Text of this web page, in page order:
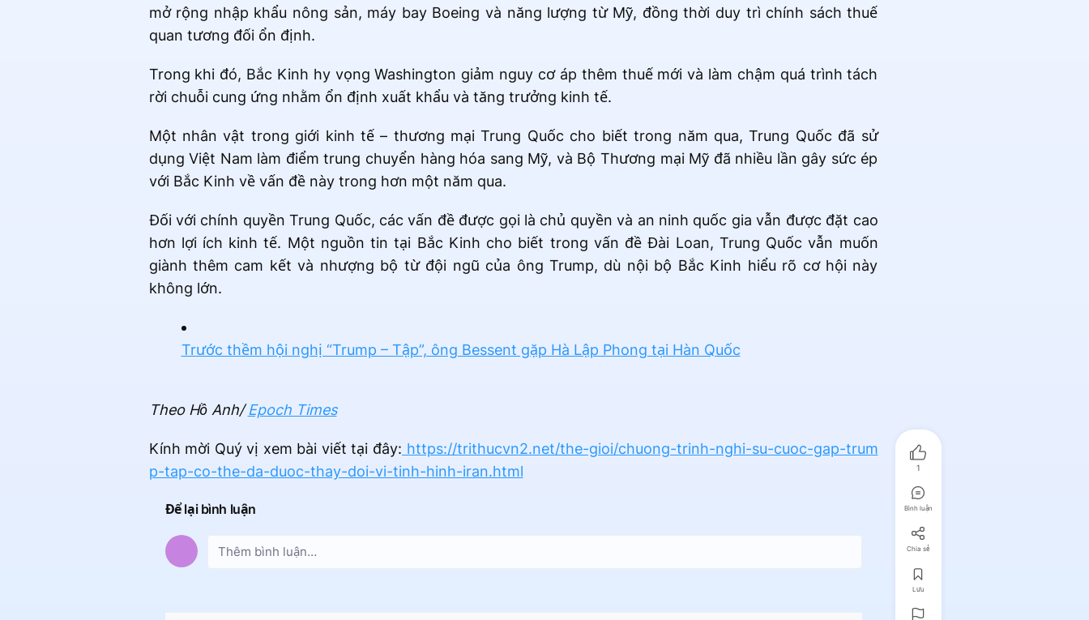
mở rộng nhập khẩu nông sản, máy bay Boeing và năng lượng từ Mỹ, đồng thời duy trì chính sách thuế
quan tương đối ổn định.
Trong khi đó, Bắc Kinh hy vọng Washington giảm nguy cơ áp thêm thuế mới và làm chậm quá trình tách
rời chuỗi cung ứng nhằm ổn định xuất khẩu và tăng trưởng kinh tế.
Một nhân vật trong giới kinh tế – thương mại Trung Quốc cho biết trong năm qua, Trung Quốc đã sử
dụng Việt Nam làm điểm trung chuyển hàng hóa sang Mỹ, và Bộ Thương mại Mỹ đã nhiều lần gây sức ép
với Bắc Kinh về vấn đề này trong hơn một năm qua.
Đối với chính quyền Trung Quốc, các vấn đề được gọi là chủ quyền và an ninh quốc gia vẫn được đặt cao
hơn lợi ích kinh tế. Một nguồn tin tại Bắc Kinh cho biết trong vấn đề Đài Loan, Trung Quốc vẫn muốn
giành thêm cam kết và nhượng bộ từ đội ngũ của ông Trump, dù nội bộ Bắc Kinh hiểu rõ cơ hội này
không lớn.
Trước thềm hội nghị “Trump – Tập”, ông Bessent gặp Hà Lập Phong tại Hàn Quốc
Theo Hồ Anh/Epoch Times
Kính mời Quý vị xem bài viết tại đây: https://trithucvn2.net/the-gioi/chuong-trinh-nghi-su-cuoc-gap-trum
p-tap-co-the-da-duoc-thay-doi-vi-tinh-hinh-iran.html
Để lại bình luận
1
Bình luận
Chia sẻ
Lưu